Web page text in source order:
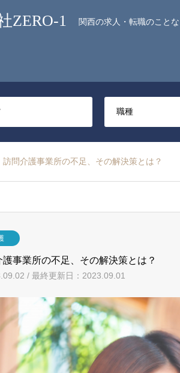
ZERO-1 関西の求人・転職のこと
訪問介護事業所の不足、その解決策とは？
護事業所の不足、その解決策とは？
/ 最終更新日：2023.09.01